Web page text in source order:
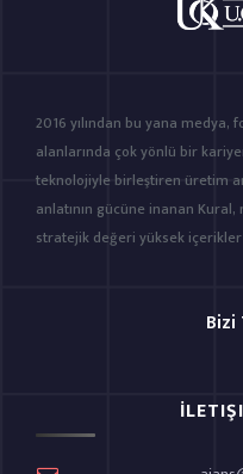
2016 yılından bu yana medya,
alanlarında çok yönlü bir
teknolojiyle birleştiren üretim
anlatının gücüne inanan
stratejik değeri yüksek
Bizi